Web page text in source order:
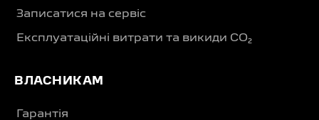
Записатися на сервіс
Експлуатаційні витрати та викиди CO₂
ВЛАСНИКАМ
Гарантія